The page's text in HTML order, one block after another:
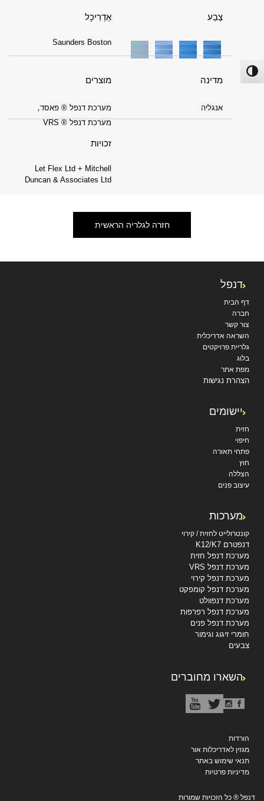
הפעל/כבה ניגודיות גבוהה
אַדְרִיכָל
Saunders Boston
צֶבַע
מוצרים
מערכת דנפל ® פאסד,
מערכת דנפל ® VRS
מדינה
אנגליה
זכויות
Let Flex Ltd + Mitchell
Duncan & Associates Ltd
חזרה לגלריה הראשית
דנפל
דף הבית
חברה
צור קשר
השראה אדריכלית
גלריית פרויקטים
בלוג
מפת אתר
הצהרת נגישות
יישומים
חזית
חיפוי
פתחי תאורה
חוץ
הצללה
עיצוב פנים
מערכות
קונטרולייט לחזית / קירוי
דנפטרם K12/K7
מערכת דנפל חזית
מערכת דנפל VRS
מערכת דנפל קירוי
מערכת דנפל קומפקט
מערכת דנפוולט
מערכת דנפל רפרפות
מערכת דנפל פנים
חומרי זיגוג וגימור
צבעים
השארו מחוברים
הורדות
מגזין לאדריכלות אור
תנאי שימוש באתר
מדיניות פרטיות
דנפל ® כל הזכויות שמורות